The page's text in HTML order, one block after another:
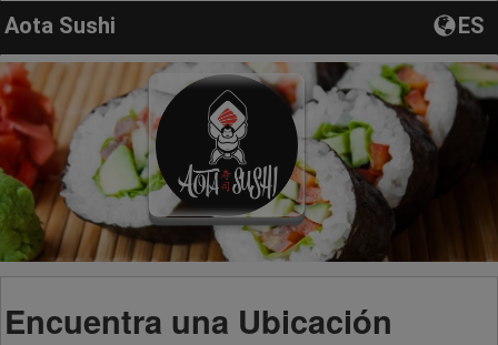
Aota Sushi ES
Encuentra una Ubicación